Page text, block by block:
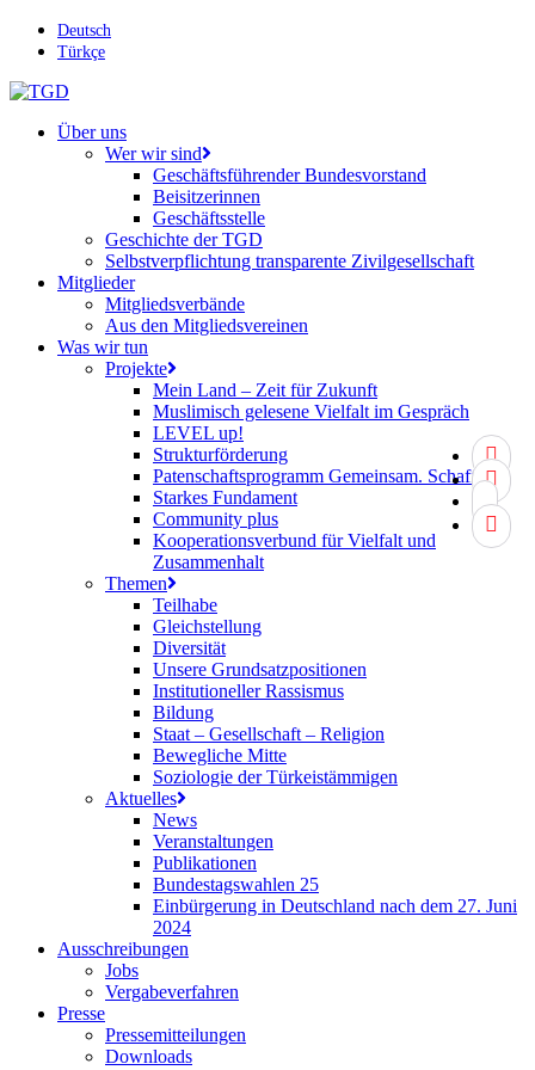
Skip
content
twitter
Deutsch
Türkçe
Über uns
Wer wir sind
Geschäftsführender Bundesvorstand
Beisitzerinnen
Geschäftsstelle
Geschichte der TGD
Selbstverpflichtung transparente Zivilgesellschaft
Mitglieder
Mitgliedsverbände
Aus den Mitgliedsvereinen
Was wir tun
Projekte
Mein Land – Zeit für Zukunft
Muslimisch gelesene Vielfalt im Gespräch
LEVEL up!
Strukturförderung
Patenschaftsprogramm Gemeinsam. Schaffen.
Starkes Fundament
Community plus
Kooperationsverbund für Vielfalt und
Zusammenhalt
Themen
Teilhabe
Gleichstellung
Diversität
Unsere Grundsatzpositionen
Institutioneller Rassismus
Bildung
Staat – Gesellschaft – Religion
Bewegliche Mitte
Soziologie der Türkeistämmigen
Aktuelles
News
Veranstaltungen
Publikationen
Bundestagswahlen 25
Einbürgerung in Deutschland nach dem 27. Juni
2024
Ausschreibungen
Jobs
Vergabeverfahren
Presse
Pressemitteilungen
Downloads